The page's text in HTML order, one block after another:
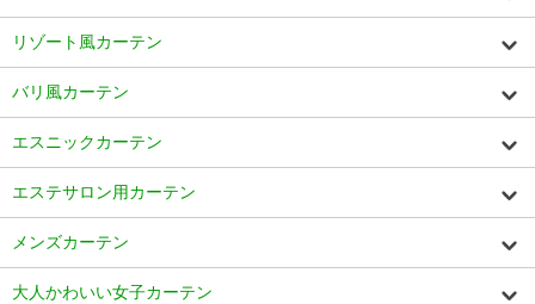
リゾート風カーテン
バリ風カーテン
エスニックカーテン
エステサロン用カーテン
メンズカーテン
大人かわいい女子カーテン